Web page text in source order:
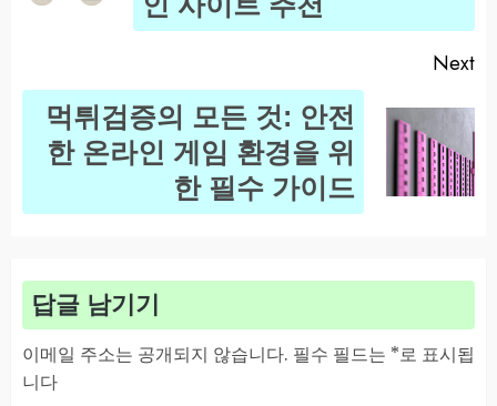
Next
Next
먹튀검증의 모든 것: 안전
한 온라인 게임 환경을 위
한 필수 가이드
답글 남기기
이메일 주소는 공개되지 않습니다. 필수 필드는 *로 표시됩
니다